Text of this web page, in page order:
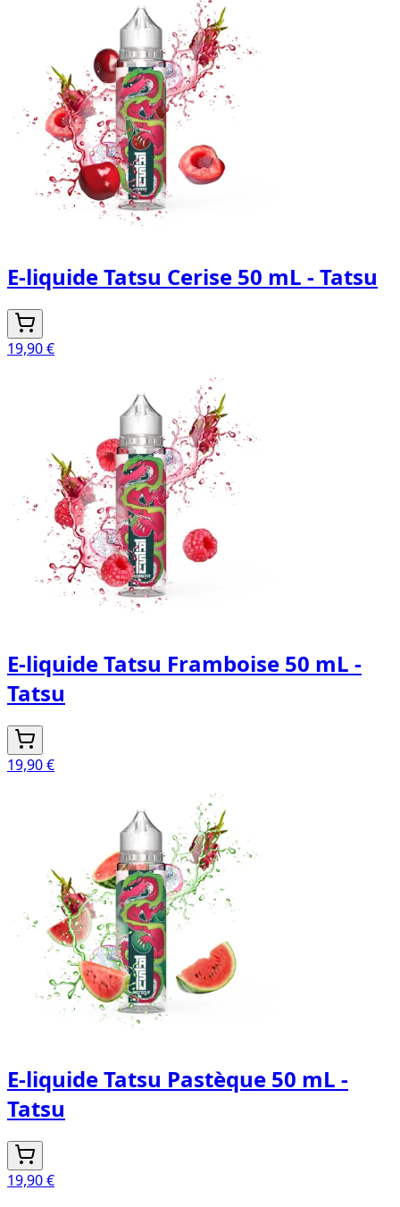
E-liquide Tatsu Cerise 50 mL - Tatsu
19,90 €
E-liquide Tatsu Framboise 50 mL -
Tatsu
19,90 €
E-liquide Tatsu Pastèque 50 mL -
Tatsu
19,90 €